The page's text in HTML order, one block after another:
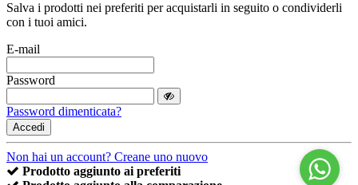
Salva i prodotti nei preferiti per acquistarli in seguito o condividerli
con i tuoi amici.
E-mail
Password
Password dimenticata?
Accedi
Non hai un account? Creane uno nuovo
Prodotto aggiunto ai preferiti